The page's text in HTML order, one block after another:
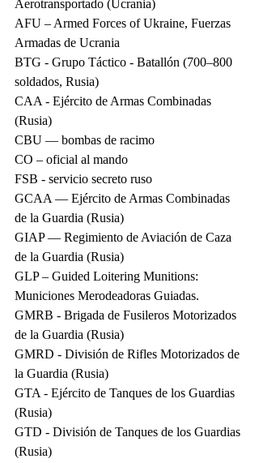
Aerotransportado (Ucrania)
AFU – Armed Forces of Ukraine, Fuerzas
Armadas de Ucrania
BTG - Grupo Táctico - Batallón (700–800
soldados, Rusia)
CAA - Ejército de Armas Combinadas
(Rusia)
CBU — bombas de racimo
CO – oficial al mando
FSB - servicio secreto ruso
GCAA — Ejército de Armas Combinadas
de la Guardia (Rusia)
GIAP — Regimiento de Aviación de Caza
de la Guardia (Rusia)
GLP – Guided Loitering Munitions:
Municiones Merodeadoras Guiadas.
GMRB - Brigada de Fusileros Motorizados
de la Guardia (Rusia)
GMRD - División de Rifles Motorizados de
la Guardia (Rusia)
GTA - Ejército de Tanques de los Guardias
(Rusia)
GTD - División de Tanques de los Guardias
(Rusia)